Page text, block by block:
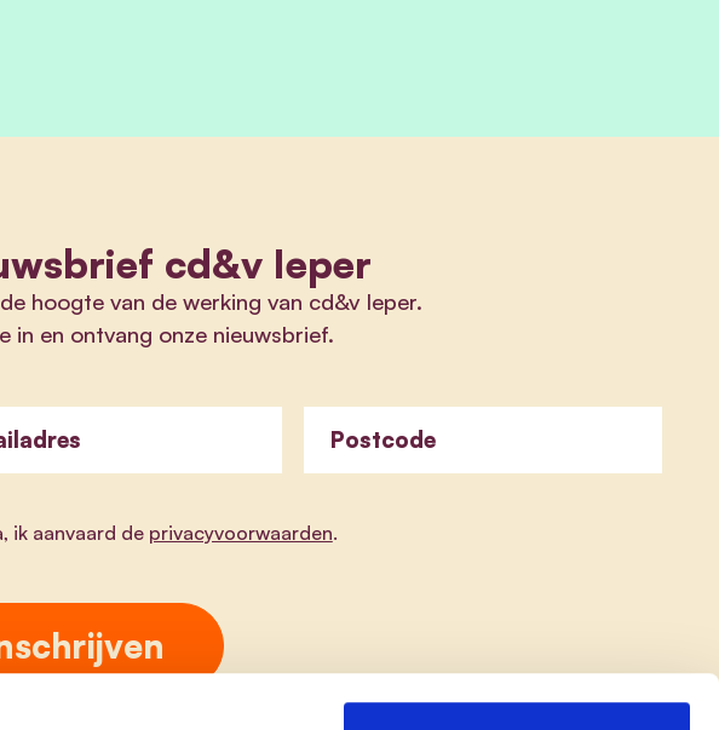
cd&v Ieper
hoogte van de werking van cd&v Ieper.
in en ontvang onze nieuwsbrief.
Postcode
ik aanvaard de privacyvoorwaarden.